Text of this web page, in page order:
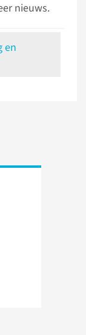
nieuws.
en